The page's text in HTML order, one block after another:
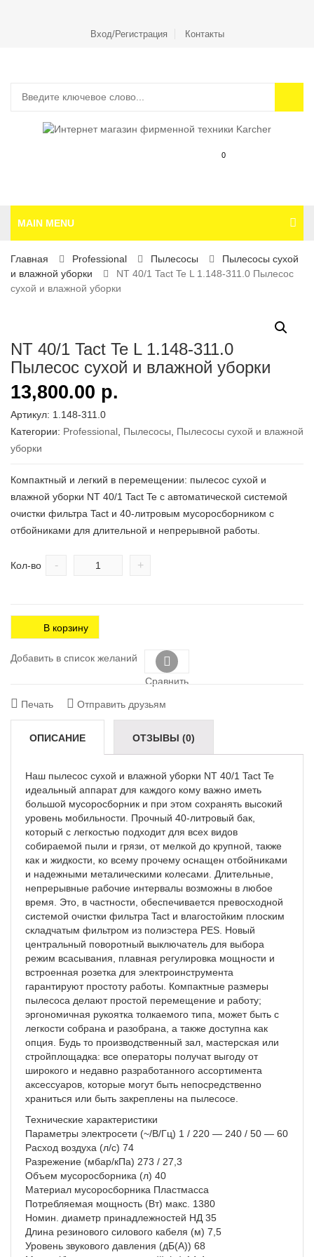
Вход/Регистрация Контакты
0
MAIN MENU
Главная Professional Пылесосы
Пылесосы сухой
и влажной уборки
NT 40/1 Tact Te L 1.148-311.0 Пылесос
сухой и влажной уборки
NT 40/1 Tact Te L 1.148-311.0
Пылесос сухой и влажной уборки
13,800.00 р.
Артикул: 1.148-311.0
Категории: Professional Пылесосы
Пылесосы сухой и влажной
уборки
Компактный и легкий в перемещении: пылесос сухой и
влажной уборки NT 40/1 Tact Te с автоматической системой
очистки фильтра Tact и 40-литровым мусоросборником с
отбойниками для длительной и непрерывной работы.
Кол-во - +
В корзину
Добавить в список желаний
Сравнить
Печать Отправить друзьям
ОПИСАНИЕ ОТЗЫВЫ (0)
Наш пылесос сухой и влажной уборки NT 40/1 Tact Te
идеальный аппарат для каждого кому важно иметь
большой мусоросборник и при этом сохранять высокий
уровень мобильности. Прочный 40-литровый бак,
который с легкостью подходит для всех видов
собираемой пыли и грязи, от мелкой до крупной, также
как и жидкости, ко всему прочему оснащен отбойниками
и надежными металическими колесами. Длительные,
непрерывные рабочие интервалы возможны в любое
время. Это, в частности, обеспечивается превосходной
системой очистки фильтра Tact и влагостойким плоским
складчатым фильтром из полиэстера PES. Новый
центральный поворотный выключатель для выбора
режим всасывания, плавная регулировка мощности и
встроенная розетка для электроинструмента
гарантируют простоту работы. Компактные размеры
пылесоса делают простой перемещение и работу;
эргономичная рукоятка толкаемого типа, может быть с
легкости собрана и разобрана, а также доступна как
опция. Будь то производственный зал, мастерская или
стройплощадка: все операторы получат выгоду от
широкого и недавно разработанного ассортимента
аксессуаров, которые могут быть непосредственно
храниться или быть закреплены на пылесосе.
Технические характеристики
Параметры электросети (~/В/Гц) 1 / 220 — 240 / 50 — 60
Расход воздуха (л/с) 74
Разрежение (мбар/кПа) 273 / 27,3
Объем мусоросборника (л) 40
Материал мусоросборника Пластмасса
Потребляемая мощность (Вт) макс. 1380
Номин. диаметр принадлежностей НД 35
Длина резинового силового кабеля (м) 7,5
Уровень звукового давления (дБ(А)) 68